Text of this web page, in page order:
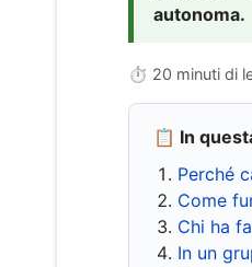
autonoma.
⏱ 20 minuti di
📋 In
Perché
Come
Chi ha
In un